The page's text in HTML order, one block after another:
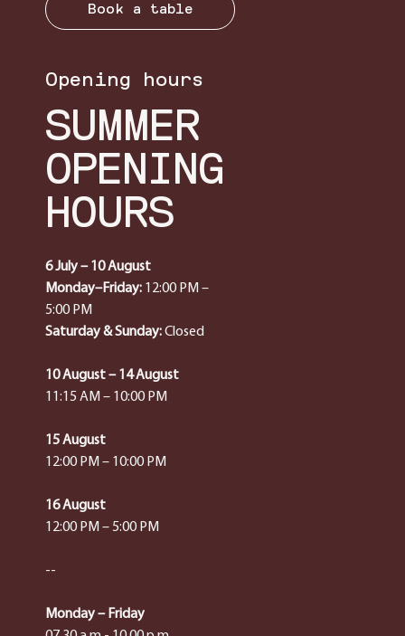
Opening hours
SUMMER
OPENING
HOURS
6 July – 10 August
Monday–Friday: 12:00 PM –
5:00 PM
Saturday & Sunday:Closed
10 August – 14 August
11:15 AM – 10:00 PM
15 August
12:00 PM – 10:00 PM
16 August
12:00 PM – 5:00 PM
--
Monday – Friday
Book a table